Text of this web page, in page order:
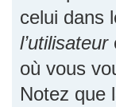
celui dans
l’utilisateur
où vous
Notez que